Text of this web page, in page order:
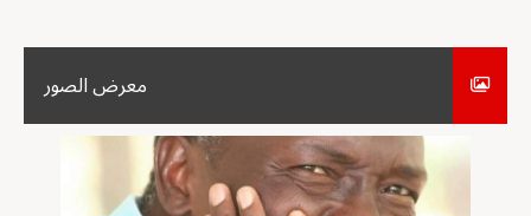
معرض الصور